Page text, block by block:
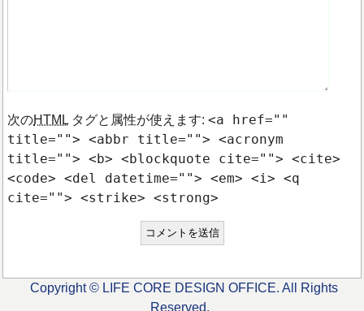
次のHTMLタグと属性が使えます:<a href=""
title=""> <abbr title=""> <acronym
title=""> <b> <blockquote cite=""> <cite>
<code> <del datetime=""> <em> <i> <q
cite=""> <strike> <strong>
Copyright © LIFE CORE DESIGN OFFICE. All Rights
Reserved.